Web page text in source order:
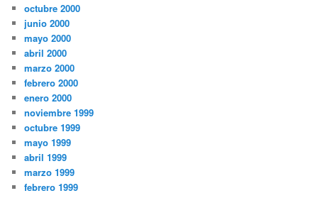
octubre 2000
junio 2000
mayo 2000
abril 2000
marzo 2000
febrero 2000
enero 2000
noviembre 1999
octubre 1999
mayo 1999
abril 1999
marzo 1999
febrero 1999